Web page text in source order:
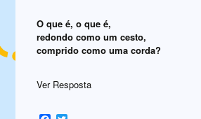
O que é, o que é,
redondo como um cesto,
comprido como uma corda?
Ver Resposta